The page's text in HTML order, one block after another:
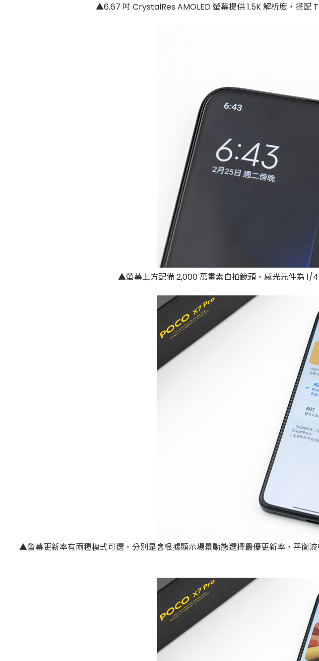
▲6.67 吋 CrystalRes AMOLED 螢幕提供 1.5K 解析度，搭配
▲螢幕上方配備 2,000 萬畫素自拍鏡頭，感光元件為 1/
▲螢幕更新率有兩種模式可選，分別是會根據顯示場景動態選擇最優更新率，平衡